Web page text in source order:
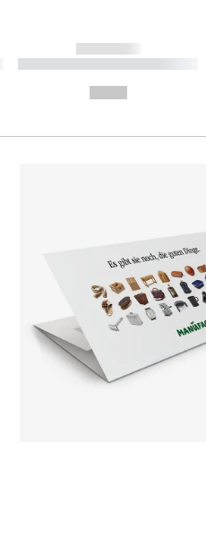
------------
----------- ----------- ----------